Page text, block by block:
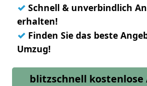
✓ Schnell & unverbindlich
erhalten!
✓ Finden Sie das beste
Umzug!
blitzschnell kostenlose